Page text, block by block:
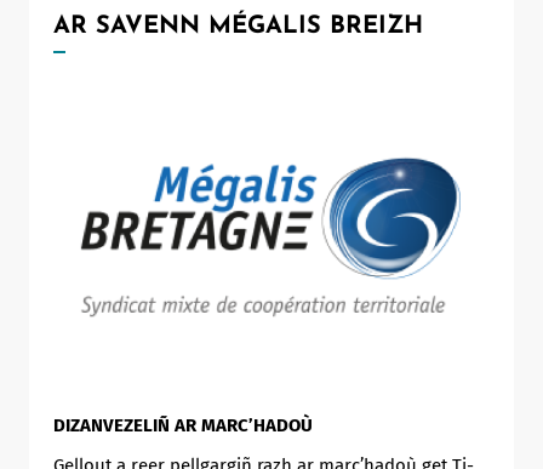
AR SAVENN MÉGALIS BREIZH
DIZANVEZELIÑ AR MARC’HADOÙ